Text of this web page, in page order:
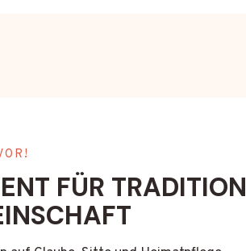
FÜR TRADITION